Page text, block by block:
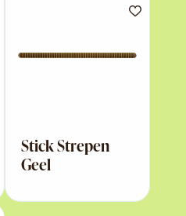
Stick Strepen
Geel